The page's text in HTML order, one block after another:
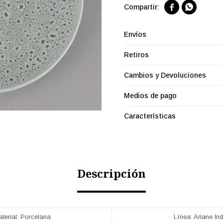
 
Envíos
Retiros
Cambios y Devoluciones
Medios de pago
Características
Descripción
Porcelana Línea: Ariane